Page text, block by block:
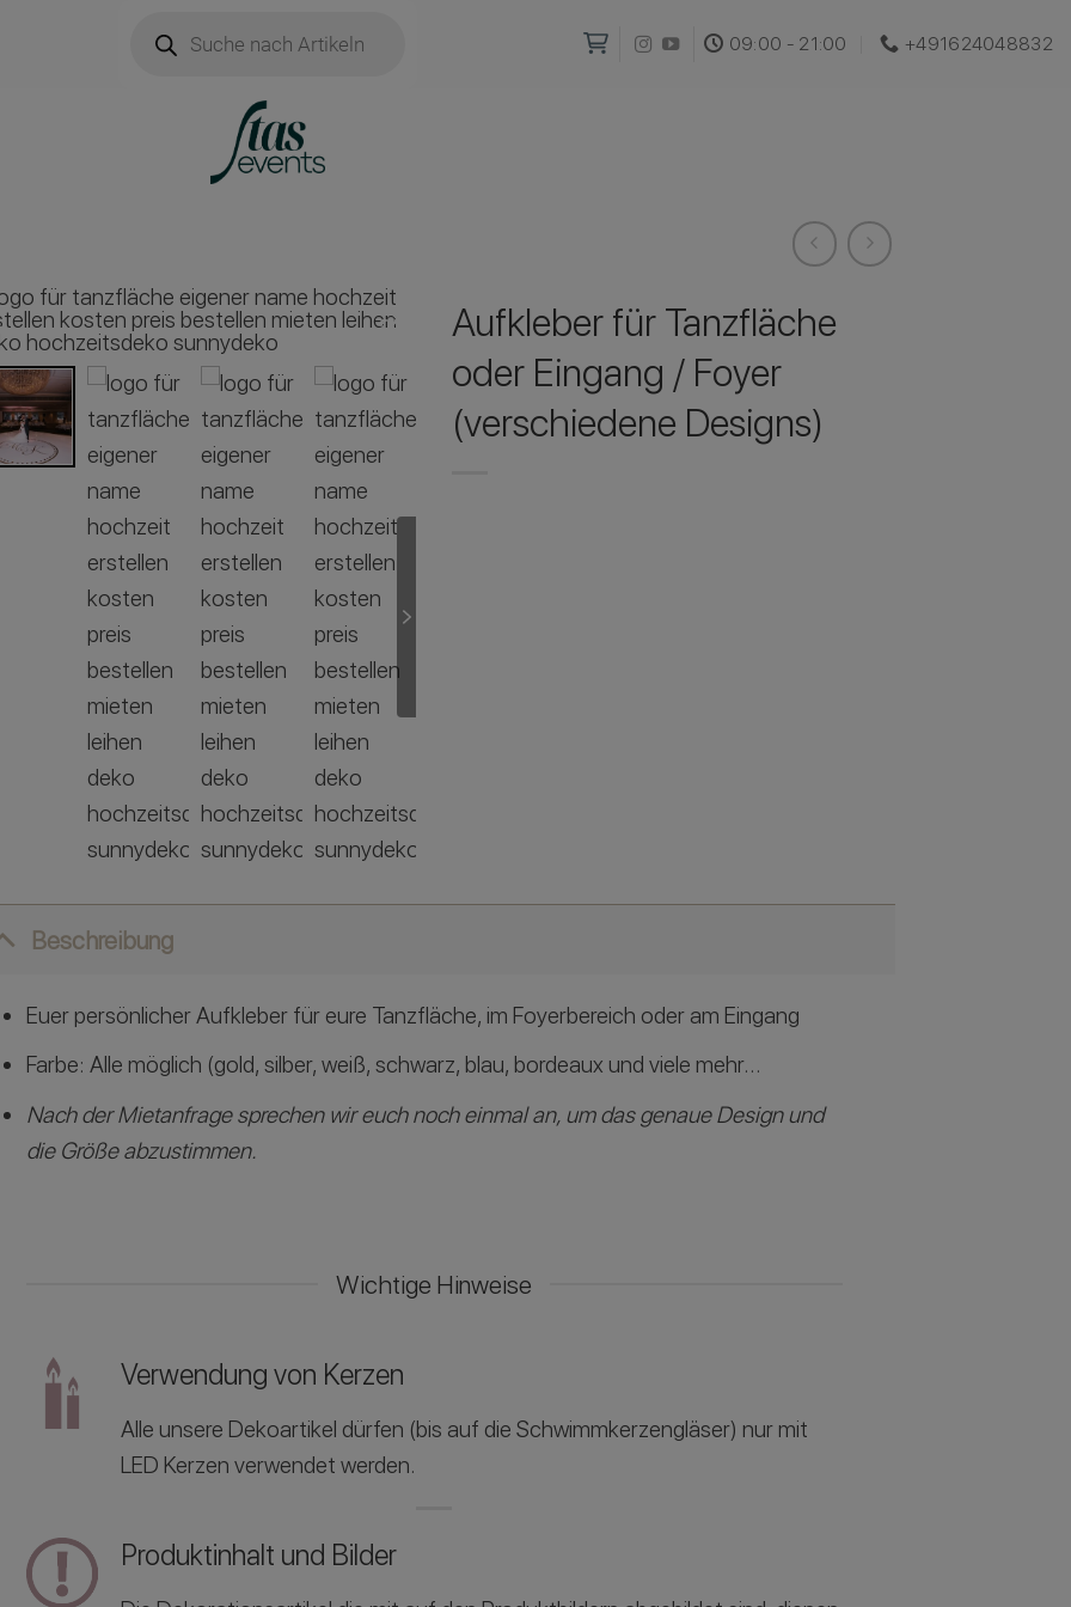
search
09:00 - 21:00 +491624048832‬
Aufkleber für Tanzfläche
oder Eingang / Foyer
(verschiedene Designs)
Beschreibung
Euer persönlicher Aufkleber für eure Tanzfläche, im Foyerbereich oder am Eingang
Farbe: Alle möglich (gold, silber, weiß, schwarz, blau, bordeaux und viele mehr…
Nach der Mietanfrage sprechen wir euch noch einmal an, um das genaue Design und
die Größe abzustimmen.
Wichtige Hinweise
Verwendung von Kerzen
Alle unsere Dekoartikel dürfen (bis auf die Schwimmkerzengläser) nur mit
LED Kerzen verwendet werden.
Produktinhalt und Bilder